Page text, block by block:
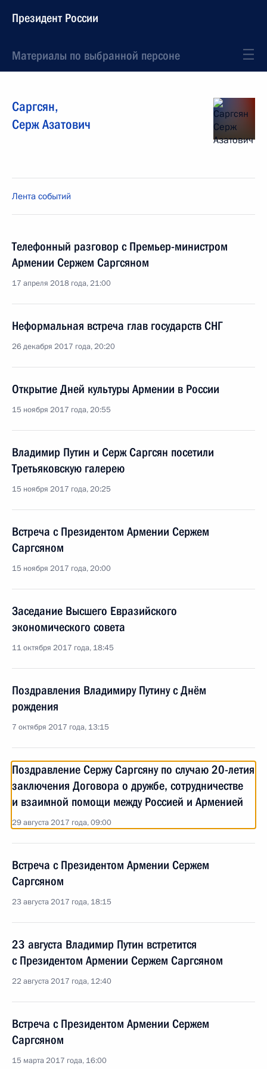
Президент России
Материалы по выбранной персоне
Саргсян,
Серж Азатович
Лента событий
Телефонный разговор с Премьер-министром
Армении Сержем Саргсяном
17 апреля 2018 года, 21:00
Неформальная встреча глав государств СНГ
26 декабря 2017 года, 20:20
Открытие Дней культуры Армении в России
15 ноября 2017 года, 20:55
Владимир Путин и Серж Саргсян посетили
Третьяковскую галерею
15 ноября 2017 года, 20:25
Встреча с Президентом Армении Сержем
Саргсяном
15 ноября 2017 года, 20:00
Заседание Высшего Евразийского
экономического совета
11 октября 2017 года, 18:45
Поздравления Владимиру Путину с Днём
рождения
7 октября 2017 года, 13:15
Поздравление Сержу Саргсяну по случаю 20-летия
заключения Договора о дружбе, сотрудничестве
и взаимной помощи между Россией и Арменией
29 августа 2017 года, 09:00
Встреча с Президентом Армении Сержем
Саргсяном
23 августа 2017 года, 18:15
23 августа Владимир Путин встретится
с Президентом Армении Сержем Саргсяном
22 августа 2017 года, 12:40
Встреча с Президентом Армении Сержем
Саргсяном
15 марта 2017 года, 16:00